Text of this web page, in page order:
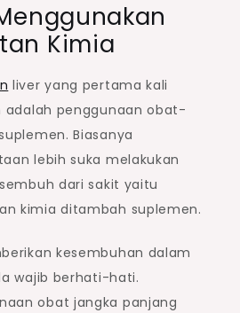
Kimia
liver yang pertama kali
adalah penggunaan obat-
Biasanya
lebih suka melakukan
dari sakit yaitu
kimia ditambah suplemen.
kesembuhan dalam
wajib berhati-hati.
obat jangka panjang